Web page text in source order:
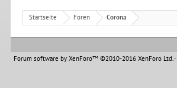
Startseite Foren Corona
Forum software by XenForo™©2010-2016 XenForo Ltd.-